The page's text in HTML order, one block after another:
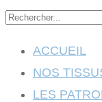
ACCUEIL
NOS
LES